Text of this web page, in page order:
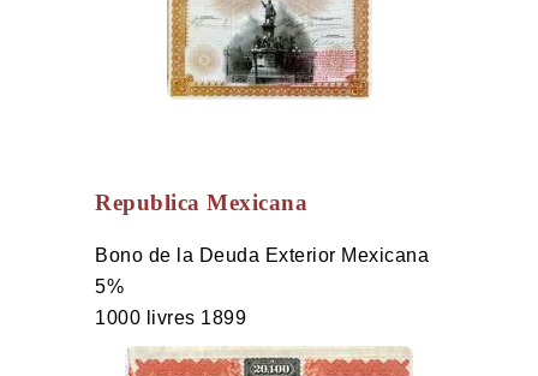
Republica Mexicana
Bono de la Deuda Exterior Mexicana
5%
1000 livres 1899